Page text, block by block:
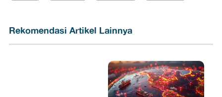
Rekomendasi Artikel Lainnya